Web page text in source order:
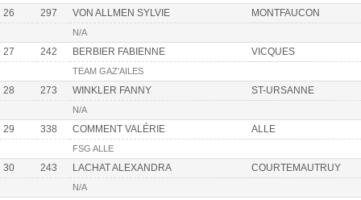
26 297 VON ALLMEN SYLVIE MONTFAUCON
N/A
27 242 BERBIER FABIENNE VICQUES
TEAM GAZ'AILES
28 273 WINKLER FANNY ST-URSANNE
N/A
29 338 COMMENT VALÉRIE ALLE
FSG ALLE
30 243 LACHAT ALEXANDRA COURTEMAUTRUY
N/A